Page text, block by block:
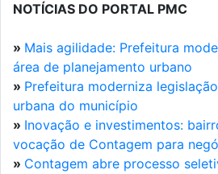
NOTÍCIAS DO PORTAL PMC
» Mais agilidade: Prefeitura
área de planejamento urbano
» Prefeitura moderniza
urbana do município
» Inovação e investimentos:
vocação de Contagem para
» Contagem abre processo